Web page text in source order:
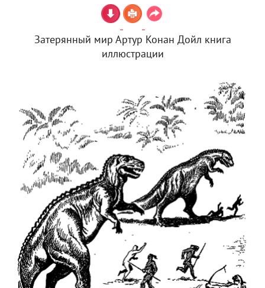
Затерянный мир Артур Конан Дойл книга
иллюстрации